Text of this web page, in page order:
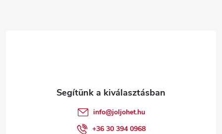
info@joljohet.hu
+36 30 394 0968